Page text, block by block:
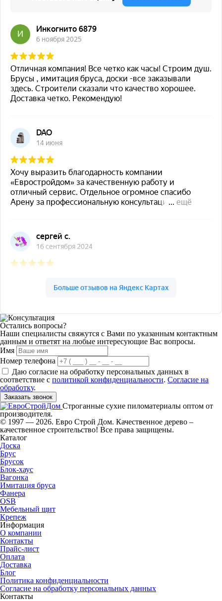
Остались вопросы?
Наши специалисты свяжутся с Вами по указанным контактным
данным и ответят на любые интересующие Вас вопросы.
Имя
Номер телефона
Даю согласие на обработку персональных данных в
соответствие с политикой конфиденциальности. Согласие на
обработку.
Заказать звонок
Строганные сухие пиломатериалы оптом от
производителя.
© 1997 — 2026. Евро Строй Дом. Качественное дерево –
качественное строительство! Все права защищены.
Каталог
Доска
Брус
Брусок
Блок-хаус
Вагонка
Имитация бруса
Фанера
OSB
Мебельный щит
Крепеж
Информация
О компании
Контакты
Прайс-лист
Оплата
Доставка
Блог
Политика конфиденциальности
Согласие на обработку персональных данных
Контакты